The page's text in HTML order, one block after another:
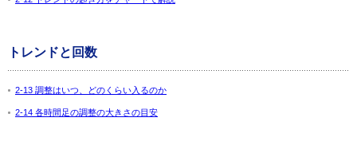
トレンドと回数
2-13 調整はいつ、どのくらい入るのか
2-14 各時間足の調整の大きさの目安